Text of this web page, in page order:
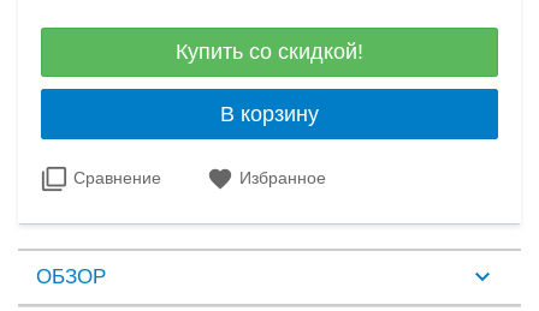
Купить со скидкой!
В корзину
Сравнение Избранное
ОБЗОР